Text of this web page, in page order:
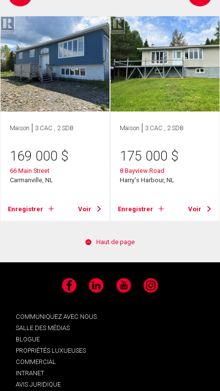
Maison 3 CAC , 2 SDB
169 000 $
66 Main Street
Carmanville, NL
Enregistrer Voir
Maison 3 CAC , 2 SDB
175 000 $
8 Bayview Road
Harry's Harbour, NL
Enregistrer Voir
Haut de page
Facebook LinkedIn YouTube Instagram
COMMUNIQUEZ AVEC NOUS
SALLE DES MÉDIAS
BLOGUE
PROPRIÉTÉS LUXUEUSES
COMMERCIAL
INTRANET
AVIS JURIDIQUE